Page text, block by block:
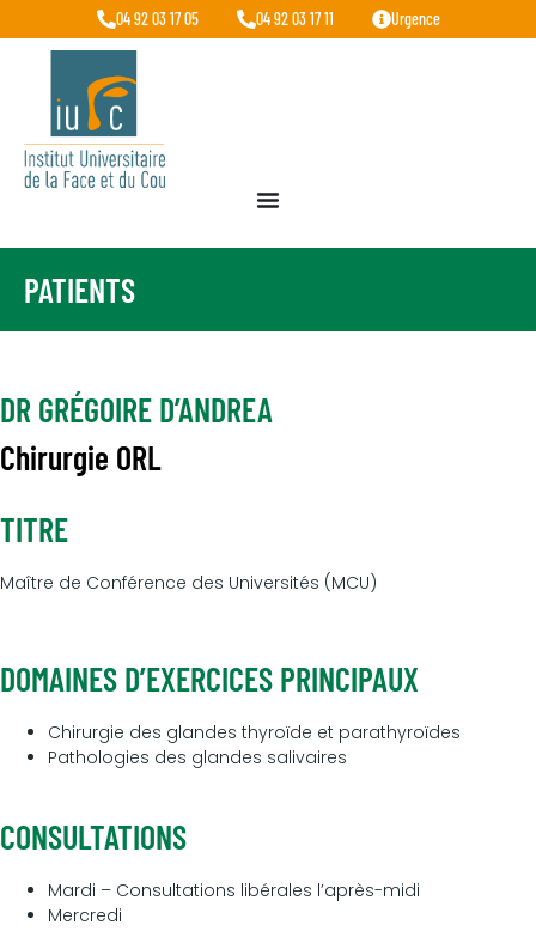
04 92 03 17 05 04 92 03 17 11 Urgence
PATIENTS
DR GRÉGOIRE D’ANDREA
Chirurgie ORL
TITRE
Maître de Conférence des Universités (MCU)
DOMAINES D’EXERCICES PRINCIPAUX
Chirurgie des glandes thyroïde et parathyroïdes
Pathologies des glandes salivaires
CONSULTATIONS
Mardi – Consultations libérales l’après-midi
Mercredi